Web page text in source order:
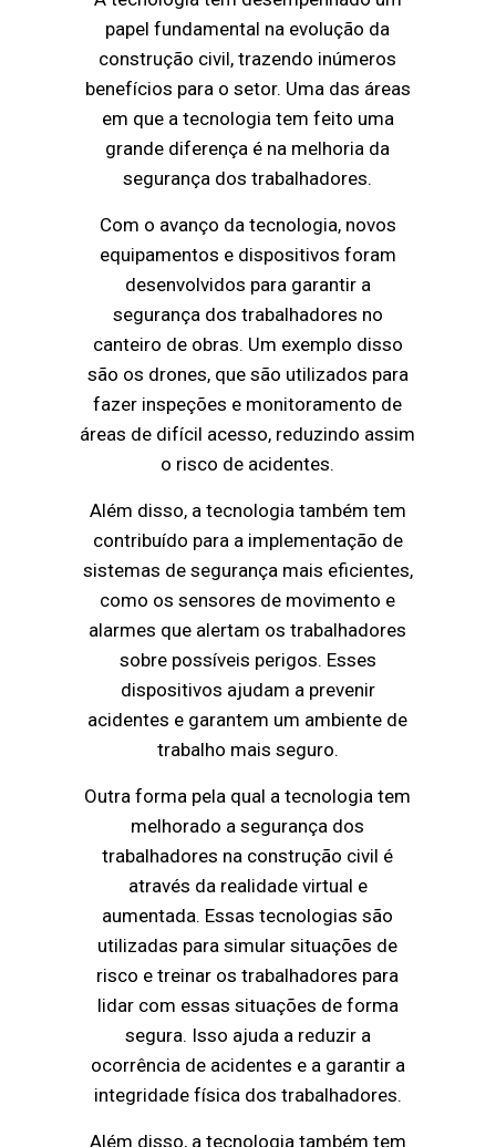
papel fundamental na evolução da
construção civil, trazendo inúmeros
benefícios para o setor. Uma das áreas
em que a tecnologia tem feito uma
grande diferença é na melhoria da
segurança dos trabalhadores.
Com o avanço da tecnologia, novos
equipamentos e dispositivos foram
desenvolvidos para garantir a
segurança dos trabalhadores no
canteiro de obras. Um exemplo disso
são os drones, que são utilizados para
fazer inspeções e monitoramento de
áreas de difícil acesso, reduzindo assim
o risco de acidentes.
Além disso, a tecnologia também tem
contribuído para a implementação de
sistemas de segurança mais eficientes,
como os sensores de movimento e
alarmes que alertam os trabalhadores
sobre possíveis perigos. Esses
dispositivos ajudam a prevenir
acidentes e garantem um ambiente de
trabalho mais seguro.
Outra forma pela qual a tecnologia tem
melhorado a segurança dos
trabalhadores na construção civil é
através da realidade virtual e
aumentada. Essas tecnologias são
utilizadas para simular situações de
risco e treinar os trabalhadores para
lidar com essas situações de forma
segura. Isso ajuda a reduzir a
ocorrência de acidentes e a garantir a
integridade física dos trabalhadores.
Além disso, a tecnologia também tem